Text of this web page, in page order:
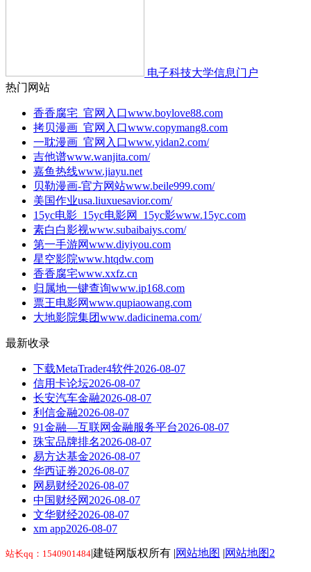
电子科技大学信息门户
热门网站
香香腐宅_官网入口www.boylove88.com
拷贝漫画_官网入口www.copymang8.com
一耽漫画_官网入口www.yidan2.com/
吉他谱www.wanjita.com/
嘉鱼热线www.jiayu.net
贝勒漫画-官方网站www.beile999.com/
美国作业usa.liuxuesavior.com/
15yc电影_15yc电影网_15yc影www.15yc.com
素白白影视www.subaibaiys.com/
第一手游网www.diyiyou.com
星空影院www.htqdw.com
香香腐宅www.xxfz.cn
归属地一键查询www.ip168.com
票王电影网www.qupiaowang.com
大地影院集团www.dadicinema.com/
最新收录
下载MetaTrader4软件2026-08-07
信用卡论坛2026-08-07
长安汽车金融2026-08-07
利信金融2026-08-07
91金融—互联网金融服务平台2026-08-07
珠宝品牌排名2026-08-07
易方达基金2026-08-07
华西证券2026-08-07
网易财经2026-08-07
中国财经网 2026-08-07
文华财经2026-08-07
xm app2026-08-07
站长qq：1540901484|建链网版权所有 |网站地图 |网站地图2